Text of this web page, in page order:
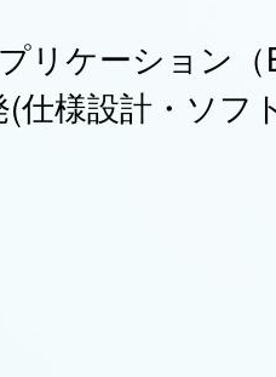
リケーション（
仕様設計・ソフ